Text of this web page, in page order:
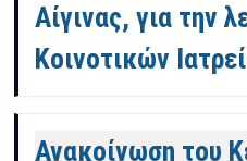
Αίγινας, για την
Κοινοτικών
Ανακοίνωση του